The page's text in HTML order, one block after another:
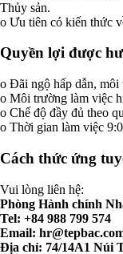
Thủy sản.
o Ưu tiên có kiến thức
Quyền lợi được
o Đãi ngộ hấp dẫn, môi
o Môi trường làm việc
o Chế độ đầy đủ theo
o Thời gian làm việc
Cách thức ứng
Vui lòng liên hệ:
Phòng Hành chính
Tel: +84 988 799 574
Email:
Địa chỉ: 74/14A1 Núi